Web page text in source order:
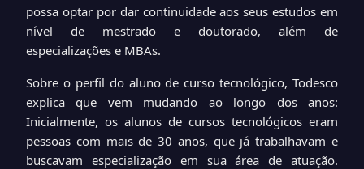
possa optar por dar continuidade aos seus estudos em
nível de mestrado e doutorado, além de
especializações e MBAs.
Sobre o perfil do aluno de curso tecnológico, Todesco
explica que vem mudando ao longo dos anos:
Inicialmente, os alunos de cursos tecnológicos eram
pessoas com mais de 30 anos, que já trabalhavam e
buscavam especialização em sua área de atuação.